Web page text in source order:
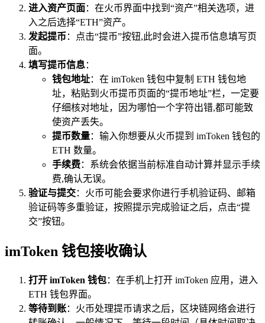
进入资产页面：在火币界面中找到“资产”相关选项，进
入之后选择“ETH”资产。
发起提币 ：点击“提币”按钮,此时会进入提币信息填写页
面。
填写提币信息：
钱包地址：在 imToken 钱包中复制 ETH 钱包地
址，粘贴到火币提币页面的“提币地址”栏，一定要
仔细核对地址，因为哪怕一个字符出错,都可能致
使资产丢失。
提币数量：输入你想要从火币提到 imToken 钱包的
ETH 数量。
手续费：系统会依据当前标准自动计算并显示手续
费,确认无误。
验证与提交：火币可能会要求你进行手机验证码、邮箱
验证码等多重验证，按照提示完成验证之后，点击“提
交”按钮。
imToken 钱包接收确认
打开 imToken 钱包：在手机上打开 imToken 应用，进入
ETH 钱包界面。
等待到账：火币处理提币请求之后，区块链网络会进行